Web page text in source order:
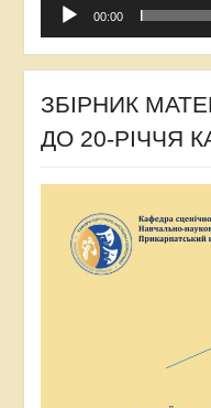
00:00
ЗБІРНИК
ДО 20-РІЧЧЯ